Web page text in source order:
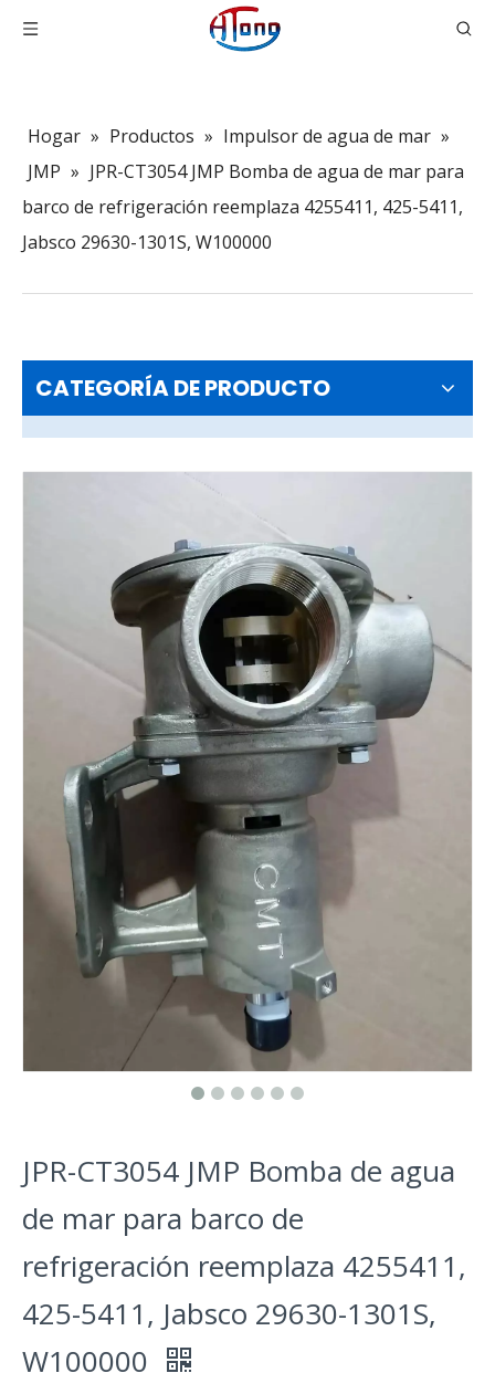
Hogar » Productos » Impulsor de agua de mar »
JMP » JPR-CT3054 JMP Bomba de agua de mar para
barco de refrigeración reemplaza 4255411, 425-5411,
Jabsco 29630-1301S, W100000
CATEGORÍA DE PRODUCTO
JPR-CT3054 JMP Bomba de agua
de mar para barco de
refrigeración reemplaza 4255411,
425-5411, Jabsco 29630-1301S,
W100000